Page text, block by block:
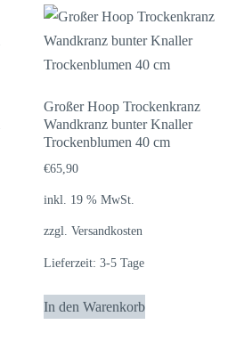
Optionen
können
auf
Großer Hoop Trockenkranz
Wandkranz bunter Knaller
Trockenblumen 40 cm
€65,90
inkl. 19 % MwSt.
zzgl.Versandkosten
Lieferzeit:3-5 Tage
In den Warenkorb